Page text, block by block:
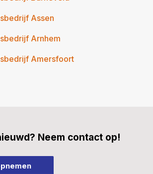
Assen
Arnhem
Amersfoort
Neem contact op!